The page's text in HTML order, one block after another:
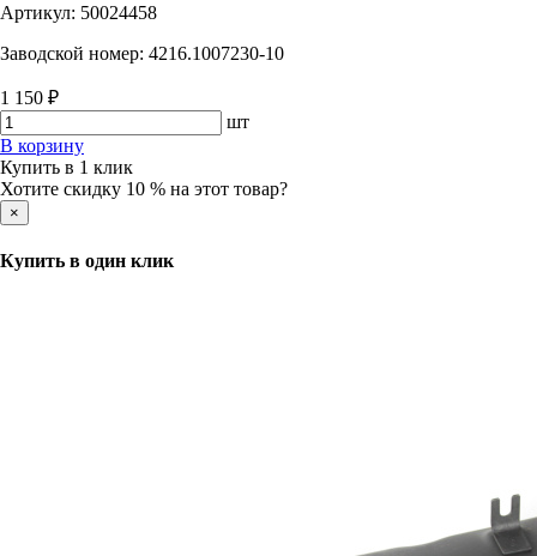
Артикул: 50024458
Заводской номер: 4216.1007230-10
1 150 ₽
шт
В корзину
Купить в 1 клик
Хотите скидку 10 % на этот товар?
×
Купить в один клик